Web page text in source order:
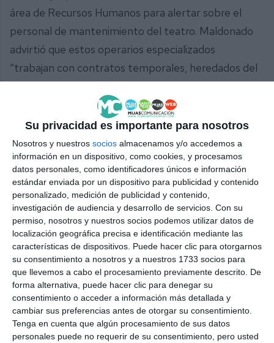
Su privacidad es importante para nosotros
Nosotros y nuestros socios almacenamos y/o accedemos a
información en un dispositivo, como cookies, y procesamos
datos personales, como identificadores únicos e información
estándar enviada por un dispositivo para publicidad y contenido
personalizado, medición de publicidad y contenido,
investigación de audiencia y desarrollo de servicios. Con su
permiso, nosotros y nuestros socios podemos utilizar datos de
localización geográfica precisa e identificación mediante las
características de dispositivos. Puede hacer clic para otorgarnos
su consentimiento a nosotros y a nuestros 1733 socios para
que llevemos a cabo el procesamiento previamente descrito. De
forma alternativa, puede hacer clic para denegar su
consentimiento o acceder a información más detallada y
cambiar sus preferencias antes de otorgar su consentimiento.
Tenga en cuenta que algún procesamiento de sus datos
personales puede no requerir de su consentimiento, pero usted
área de Recursos Humanos para alertar sobre el
personal de mantenimiento del teatro. Maldonado
advirtió que estos operarios especializados
“trabajan con contratos temporales, heredados del
anterior equipo de gobierno, que expiran a finales
de año”. Ante este horizonte, pidió su renovación,
defendiendo la “necesidad de estabilizar a una
plantilla que resulta indispensable dada su alta
experiencia técnica para garantizar la labor diaria
del espacio escénico”, concluyó.
Comparte esta noticia desde el siguiente enlace:
https://mijascom.com/?a=38681
MIJAS CULTURA TEATRO MANUEL ESPAÑA
LAS LAGUNAS